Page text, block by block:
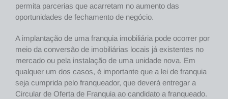
permita parcerias que acarretam no aumento das
oportunidades de fechamento de negócio.
A implantação de uma franquia imobiliária pode ocorrer por
meio da conversão de imobiliárias locais já existentes no
mercado ou pela instalação de uma unidade nova. Em
qualquer um dos casos, é importante que a lei de franquia
seja cumprida pelo franqueador, que deverá entregar a
Circular de Oferta de Franquia ao candidato a franqueado.